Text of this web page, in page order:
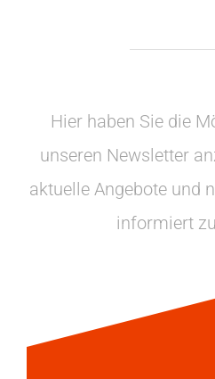
Hier haben Sie die
unseren Newsletter
aktuelle Angebote und
informiert